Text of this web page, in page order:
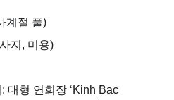
계절 풀)
지, 미용)
대형 연회장 ‘Kinh Bac